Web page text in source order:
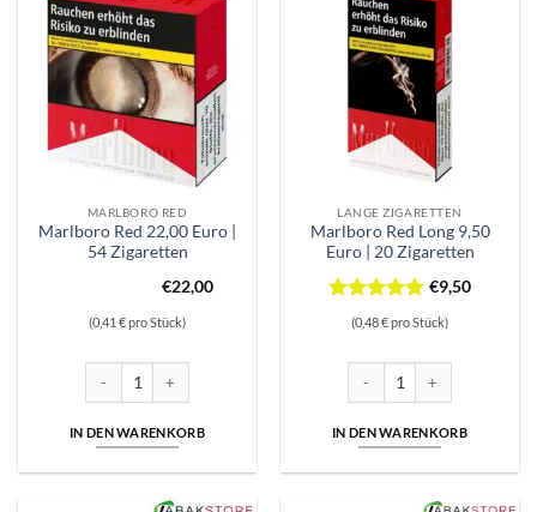
MARLBORO RED
Marlboro Red 22,00 Euro |
54 Zigaretten
€22,00
(0,41 € pro Stück)
Marlboro Red 22,00 Euro | 54 Zigaretten Menge
IN DEN WARENKORB
LANGE ZIGARETTEN
Marlboro Red Long 9,50
Euro | 20 Zigaretten
Bewertet
mit5
von
€9,50
(0,48 € pro Stück)
Marlboro Red Long 9,50
IN DEN WARENKORB